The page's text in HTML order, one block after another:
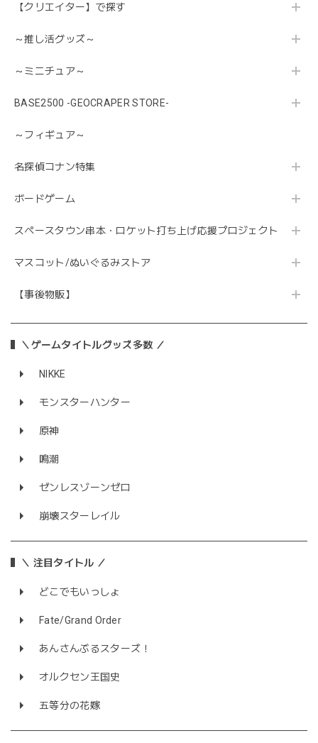
【クリエイター】で探す
～推し活グッズ～
～ミニチュア～
BASE2500 -GEOCRAPER STORE-
～フィギュア～
名探偵コナン特集
ボードゲーム
スペースタウン串本・ロケット打ち上げ応援プロジェクト
マスコット/ぬいぐるみストア
【事後物販】
＼ゲームタイトルグッズ多数 ／
NIKKE
モンスターハンター
原神
鳴潮
ゼンレスゾーンゼロ
崩壊スターレイル
＼ 注目タイトル ／
どこでもいっしょ
Fate/Grand Order
あんさんぶるスターズ！
オルクセン王国史
五等分の花嫁